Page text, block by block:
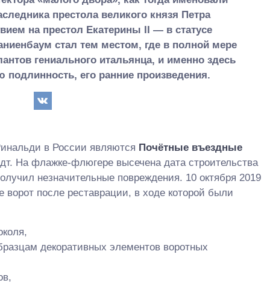
престола великого князя Петра
на престол Екатерины II — в статусе
стал тем местом, где в полной мере
гениального итальянца, и именно здесь
подлинность, его ранние произведения.
в России являются Почётные въездные
На флажке-флюгере высечена дата строительства
незначительные повреждения. 10 октября 2019
ворот после реставрации, в ходе которой были
декоративных элементов воротных